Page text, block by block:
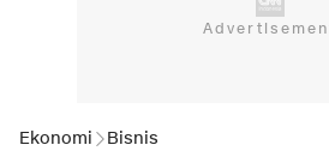
Ekonomi Bisnis